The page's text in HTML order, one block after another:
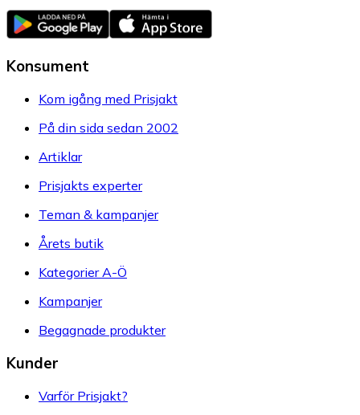
Konsument
Kom igång med Prisjakt
På din sida sedan 2002
Artiklar
Prisjakts experter
Teman & kampanjer
Årets butik
Kategorier A-Ö
Kampanjer
Begagnade produkter
Kunder
Varför Prisjakt?